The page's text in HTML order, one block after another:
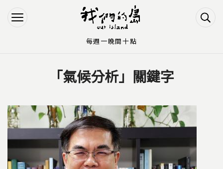
Jump to Navigation
Jump to Main content
「氣候分析」關鍵字
每週一晚間十點